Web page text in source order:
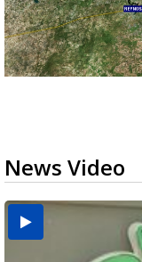
News Video